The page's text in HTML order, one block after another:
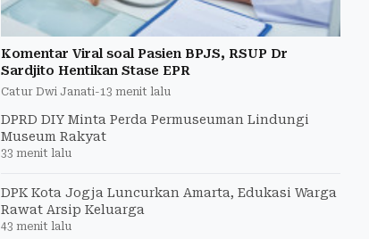
Komentar Viral soal Pasien BPJS, RSUP Dr
Sardjito Hentikan Stase EPR
Catur Dwi Janati-13 menit lalu
DPRD DIY Minta Perda Permuseuman Lindungi
Museum Rakyat
33 menit lalu
DPK Kota Jogja Luncurkan Amarta, Edukasi Warga
Rawat Arsip Keluarga
43 menit lalu